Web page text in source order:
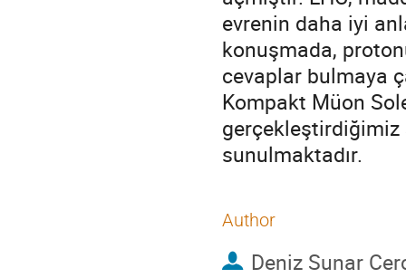
evrenin daha iyi
konuşmada,
cevaplar bulmaya
Kompakt Müon
gerçekleştirdiğimiz
sunulmaktadır.
Author
Deniz Sunar